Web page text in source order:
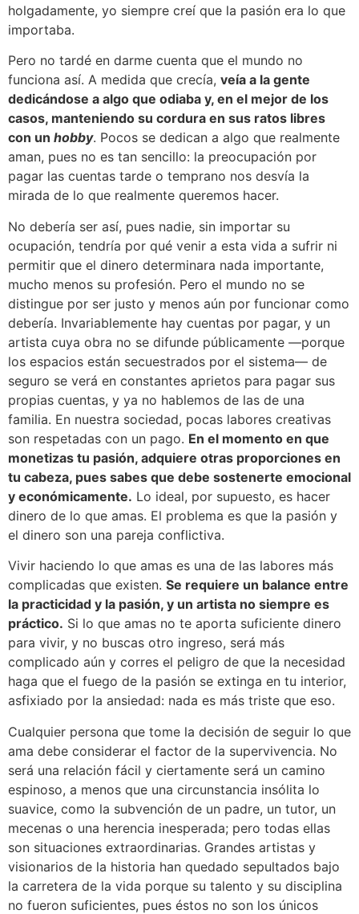
holgadamente, yo siempre creí que la pasión era lo que
importaba.
Pero no tardé en darme cuenta que el mundo no
funciona así. A medida que crecía, veía a la gente
dedicándose a algo que odiaba y, en el mejor de los
casos, manteniendo su cordura en sus ratos libres
con un hobby. Pocos se dedican a algo que realmente
aman, pues no es tan sencillo: la preocupación por
pagar las cuentas tarde o temprano nos desvía la
mirada de lo que realmente queremos hacer.
No debería ser así, pues nadie, sin importar su
ocupación, tendría por qué venir a esta vida a sufrir ni
permitir que el dinero determinara nada importante,
mucho menos su profesión. Pero el mundo no se
distingue por ser justo y menos aún por funcionar como
debería. Invariablemente hay cuentas por pagar, y un
artista cuya obra no se difunde públicamente —porque
los espacios están secuestrados por el sistema— de
seguro se verá en constantes aprietos para pagar sus
propias cuentas, y ya no hablemos de las de una
familia. En nuestra sociedad, pocas labores creativas
son respetadas con un pago. En el momento en que
monetizas tu pasión, adquiere otras proporciones en
tu cabeza, pues sabes que debe sostenerte emocional
y económicamente. Lo ideal, por supuesto, es hacer
dinero de lo que amas. El problema es que la pasión y
el dinero son una pareja conflictiva.
Vivir haciendo lo que amas es una de las labores más
complicadas que existen. Se requiere un balance entre
la practicidad y la pasión, y un artista no siempre es
práctico. Si lo que amas no te aporta suficiente dinero
para vivir, y no buscas otro ingreso, será más
complicado aún y corres el peligro de que la necesidad
haga que el fuego de la pasión se extinga en tu interior,
asfixiado por la ansiedad: nada es más triste que eso.
Cualquier persona que tome la decisión de seguir lo que
ama debe considerar el factor de la supervivencia. No
será una relación fácil y ciertamente será un camino
espinoso, a menos que una circunstancia insólita lo
suavice, como la subvención de un padre, un tutor, un
mecenas o una herencia inesperada; pero todas ellas
son situaciones extraordinarias. Grandes artistas y
visionarios de la historia han quedado sepultados bajo
la carretera de la vida porque su talento y su disciplina
no fueron suficientes, pues éstos no son los únicos